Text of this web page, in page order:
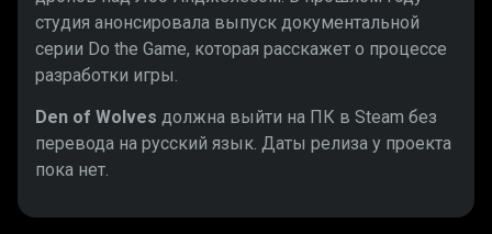
студия анонсировала выпуск документальной
серии Do the Game, которая расскажет о процессе
разработки игры.
Den of Wolves должна выйти на ПК в Steam без
перевода на русский язык. Даты релиза у проекта
пока нет.